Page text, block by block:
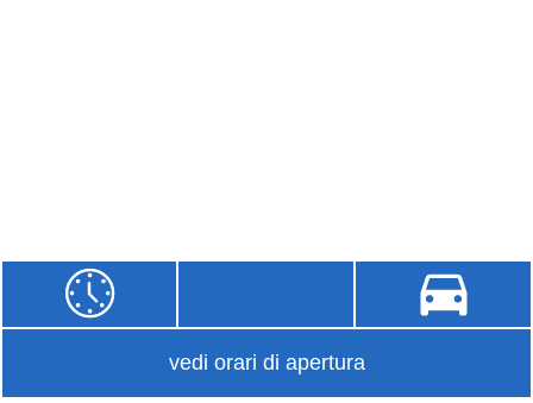
vedi orari di apertura